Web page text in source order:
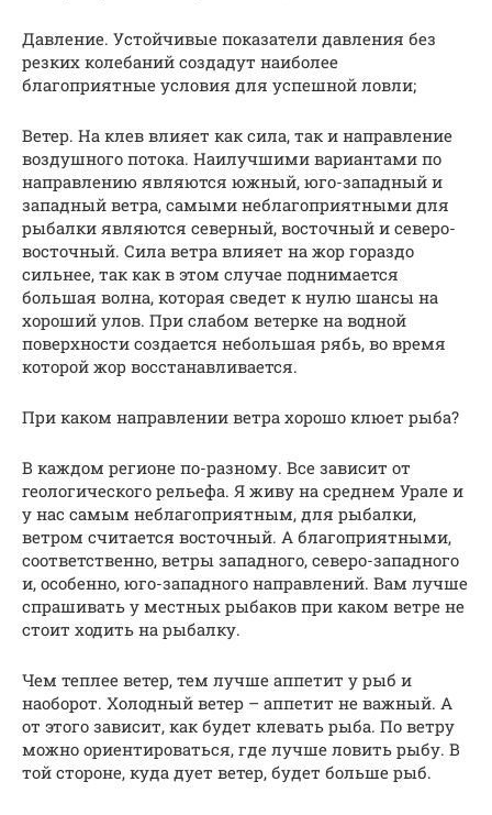
Давление. Устойчивые показатели давления без
резких колебаний создадут наиболее
благоприятные условия для успешной ловли;
Ветер. На клев влияет как сила, так и направление
воздушного потока. Наилучшими вариантами по
направлению являются южный, юго-западный и
западный ветра, самыми неблагоприятными для
рыбалки являются северный, восточный и северо-
восточный. Сила ветра влияет на жор гораздо
сильнее, так как в этом случае поднимается
большая волна, которая сведет к нулю шансы на
хороший улов. При слабом ветерке на водной
поверхности создается небольшая рябь, во время
которой жор восстанавливается.
При каком направлении ветра хорошо клюет рыба?
В каждом регионе по-разному. Все зависит от
геологического рельефа. Я живу на среднем Урале и
у нас самым неблагоприятным, для рыбалки,
ветром считается восточный. А благоприятными,
соответственно, ветры западного, северо-западного
и, особенно, юго-западного направлений. Вам лучше
спрашивать у местных рыбаков при каком ветре не
стоит ходить на рыбалку.
Чем теплее ветер, тем лучше аппетит у рыб и
наоборот. Холодный ветер – аппетит не важный. А
от этого зависит, как будет клевать рыба. По ветру
можно ориентироваться, где лучше ловить рыбу. В
той стороне, куда дует ветер, будет больше рыб.